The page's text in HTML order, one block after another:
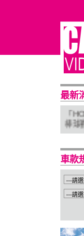
最新
普利
進化
「
棒球
亞太
服務
車款